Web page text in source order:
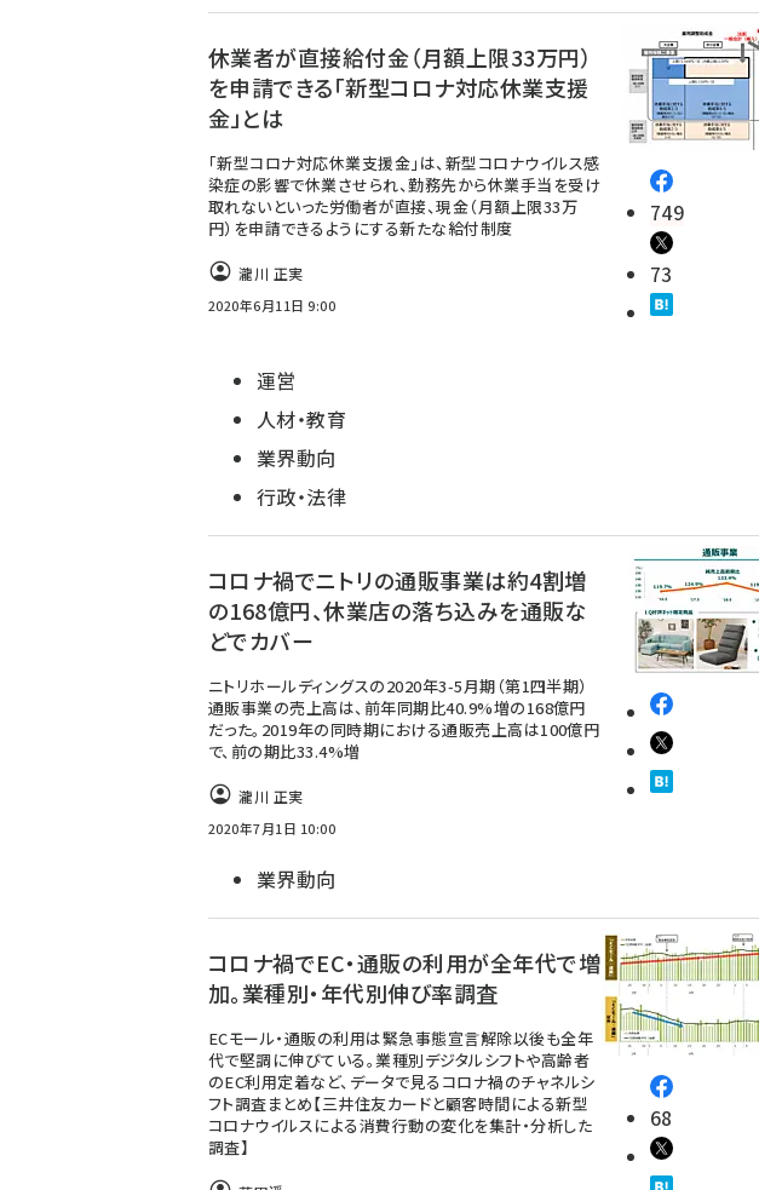
休業者が直接給付金（月額上限33万円）
を申請できる「新型コロナ対応休業支援
金」とは
「新型コロナ対応休業支援金」は、新型コロナウイルス感
染症の影響で休業させられ、勤務先から休業手当を受け
取れないといった労働者が直接、現金（月額上限33万
円）を申請できるようにする新たな給付制度
瀧川 正実
2020年6月11日 9:00
749
73
運営
人材・教育
業界動向
行政・法律
コロナ禍でニトリの通販事業は約4割増
の168億円、休業店の落ち込みを通販な
どでカバー
ニトリホールディングスの2020年3-5月期（第1四半期）
通販事業の売上高は、前年同期比40.9%増の168億円
だった。2019年の同時期における通販売上高は100億円
で、前の期比33.4%増
瀧川 正実
2020年7月1日 10:00
業界動向
コロナ禍でEC・通販の利用が全年代で増
加。業種別・年代別伸び率調査
ECモール・通販の利用は緊急事態宣言解除以後も全年
代で堅調に伸びている。業種別デジタルシフトや高齢者
のEC利用定着など、データで見るコロナ禍のチャネルシ
フト調査まとめ【三井住友カードと顧客時間による新型
コロナウイルスによる消費行動の変化を集計・分析した
調査】
68